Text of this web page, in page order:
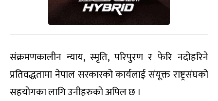
संक्रमणकालीन न्याय, स्मृति, परिपुरण र फेरि नदोहरिने
प्रतिवद्धतामा नेपाल सरकारको कार्यलाई संयूक्त राष्ट्रसंघको
सहयोगका लागि उनीहरुको अपिल छ ।